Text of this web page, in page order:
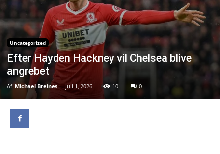
Uncategorized
Efter Hayden Hackney vil Chelsea blive
angrebet
Af Michael Breines - juli 1, 2026 10 0